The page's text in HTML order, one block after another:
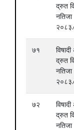
द्रुत
नतिजा
७१
द्रुत
नतिजा
७२
द्रुत
नतिजा